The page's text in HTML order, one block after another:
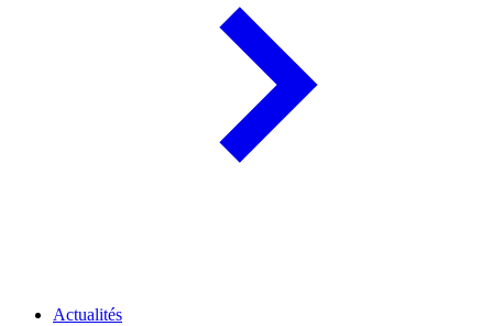
Actualités